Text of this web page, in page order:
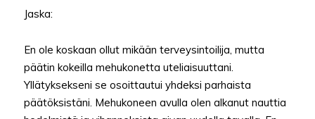
Jaska:
En ole koskaan ollut mikään terveysintoilija, mutta
päätin kokeilla mehukonetta uteliaisuuttani.
Yllätyksekseni se osoittautui yhdeksi parhaista
päätöksistäni. Mehukoneen avulla olen alkanut nauttia